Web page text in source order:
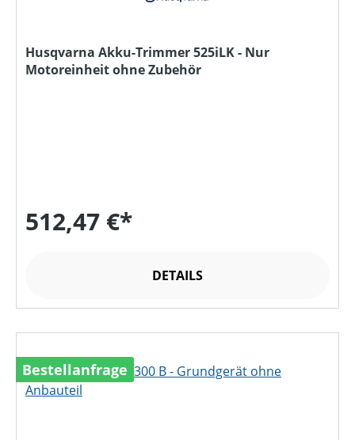
Husqvarna Akku-Trimmer 525iLK - Nur
Motoreinheit ohne Zubehör
512,47 €*
DETAILS
Bestellanfrage